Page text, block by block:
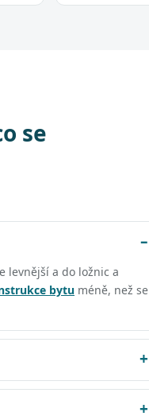
se
levnější a do ložnic a
bytu méně, než se